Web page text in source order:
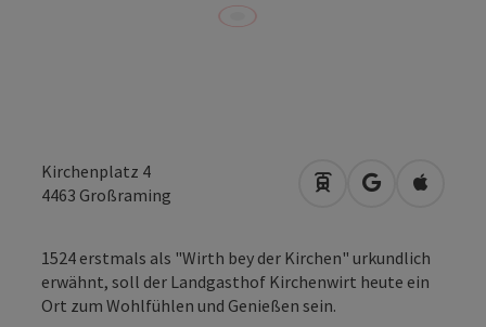
Kirchenplatz 4
4463 Großraming Anreise mit
in Google
in
1524 erstmals als "Wirth bey der Kirchen" urkundlich
erwähnt, soll der Landgasthof Kirchenwirt heute ein
Ort zum Wohlfühlen und Genießen sein.